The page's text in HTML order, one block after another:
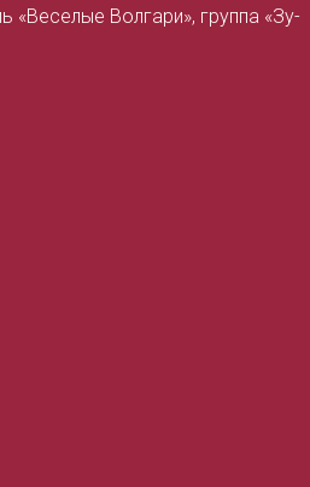
«Веселые Волгари», группа «Зу-